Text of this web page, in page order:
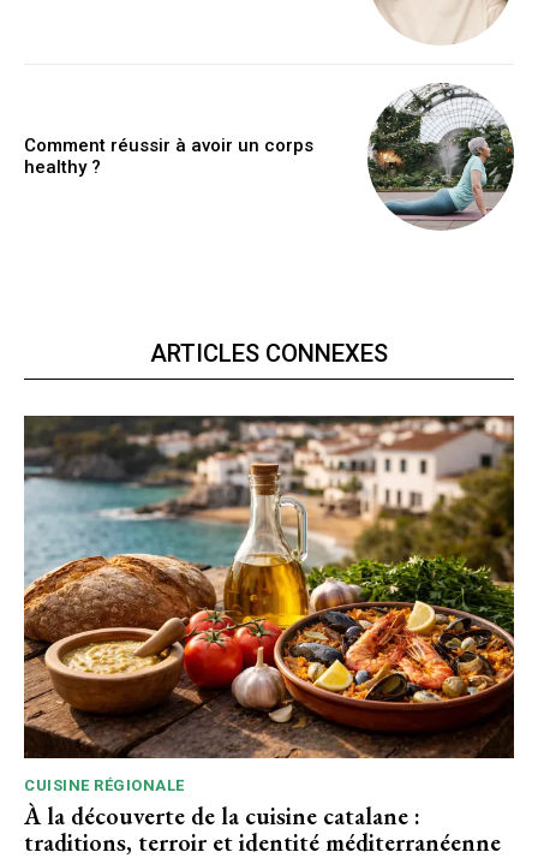
Comment réussir à avoir un corps
healthy ?
ARTICLES CONNEXES
CUISINE RÉGIONALE
À la découverte de la cuisine catalane :
traditions, terroir et identité méditerranéenne